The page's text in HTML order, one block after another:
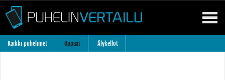
Kaikki puhelimet Oppaat Älykellot